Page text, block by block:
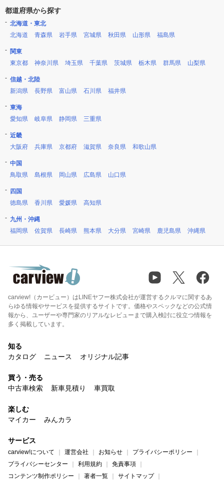
都道府県から探す
北海道・東北
北海道
青森県 岩手県 宮城県 秋田県 山形県 福島県
関東
東京都
神奈川県 埼玉県 千葉県 茨城県 栃木県 群馬県 山梨県
信越・北陸
新潟県
長野県 富山県 石川県 福井県
東海
愛知県
岐阜県 静岡県 三重県
近畿
大阪府
兵庫県 京都府 滋賀県 奈良県 和歌山県
中国
鳥取県
島根県 岡山県 広島県 山口県
四国
徳島県
香川県 愛媛県 高知県
九州・沖縄
福岡県
佐賀県 長崎県 熊本県 大分県 宮崎県 鹿児島県 沖縄県
carview!（カービュー）はLINEヤフー株式会社が運営するクルマに関するあ
らゆる情報やサービスを提供するサイトです。価格やスペックなどの公式情
報から、ユーザーや専門家のリアルなレビューまで購入検討に役立つ情報を
多く掲載しています。
知る
カタログ
ニュース オリジナル記事
買う・売る
中古車検索
新車見積り 車買取
楽しむ
マイカー
みんカラ
サービス
carview!について 運営会社 お知らせ
プライバシーポリシー
プライバシーセンター
利用規約
免責事項
コンテンツ制作ポリシー
著者一覧 サイトマップ